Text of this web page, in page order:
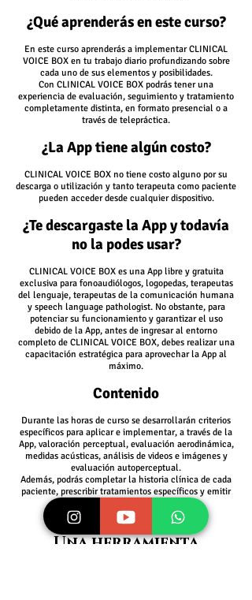
¿Qué aprenderás en este curso?
En este curso aprenderás a implementar CLINICAL
VOICE BOX en tu trabajo diario profundizando sobre
cada uno de sus elementos y posibilidades.
Con CLINICAL VOICE BOX podrás tener una
experiencia de evaluación, seguimiento y tratamiento
completamente distinta, en formato presencial o a
través de telepráctica.
¿La App tiene algún costo?
CLINICAL VOICE BOX no tiene costo alguno por su
descarga o utilización y tanto terapeuta como paciente
pueden acceder desde cualquier dispositivo.
¿Te descargaste la App y todavía
no la podes usar?
CLINICAL VOICE BOX es una App libre y gratuita
exclusiva para fonoaudiólogos, logopedas, terapeutas
del lenguaje, terapeutas de la comunicación humana
y speech language pathologist. No obstante, para
potenciar su funcionamiento y garantizar el uso
debido de la App, antes de ingresar al entorno
completo de CLINICAL VOICE BOX, debes realizar una
capacitación estratégica para aprovechar la App al
máximo.
Contenido
Durante las horas de curso se desarrollarán criterios
específicos para aplicar e implementar, a través de la
App, valoración perceptual, evaluación aerodinámica,
medidas acústicas, análisis de videos e imágenes y
evaluación autoperceptual.
Además, podrás completar la historia clínica de cada
paciente, prescribir tratamientos específicos y emitir
Una herramienta